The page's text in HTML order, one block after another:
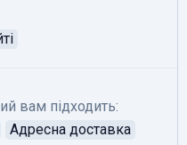
вам підходить:
Адресна доставка